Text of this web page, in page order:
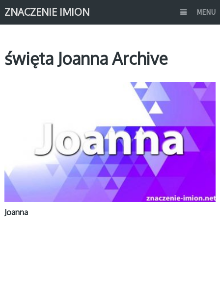
ZNACZENIE IMION MENU
święta Joanna Archive
Joanna